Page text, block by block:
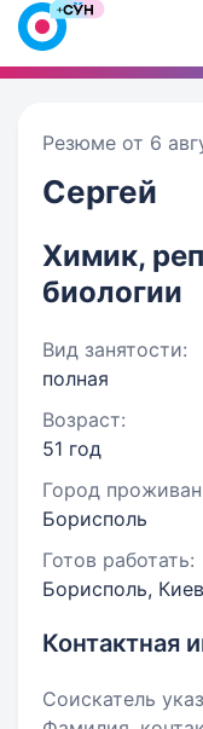
Резюме от 6
Сергей
Химик,
биологии
Вид занятости:
полная
Возраст:
51 год
Город
Борисполь
Готов работать:
Борисполь, Киев
Контактная
Соискатель